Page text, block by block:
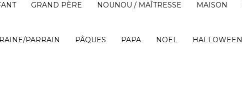
GRAND PÈRE NOUNOU / MAÎTRESSE MAISON
PARRAIN PÂQUES PAPA NOËL HALLOWEEN